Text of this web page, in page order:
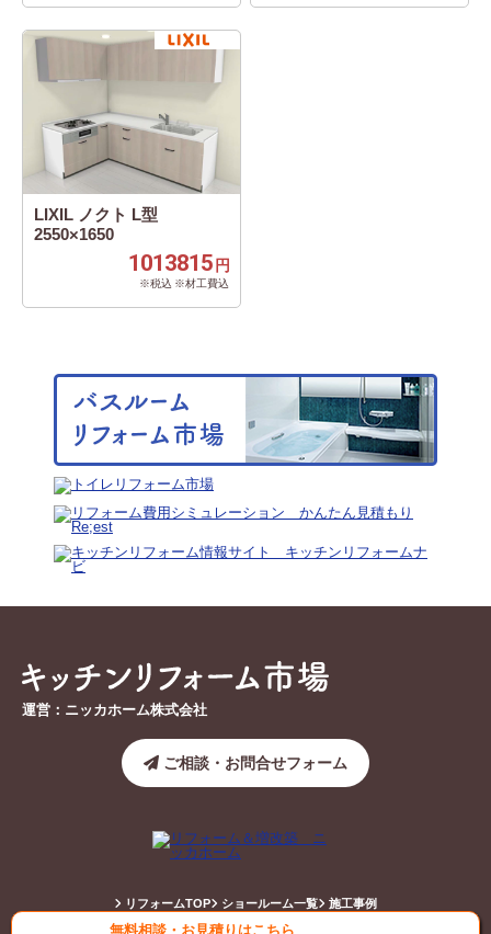
LIXIL ノクト L型
2550×1650
1013815 円
※税込 ※材工費込
運営：ニッカホーム株式会社
ご相談・お問合せフォーム
リフォームTOP ショールーム一覧 施工事例
無料相談・お見積りはこちら